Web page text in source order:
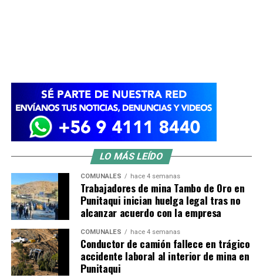
LO MÁS LEÍDO
COMUNALES hace 4 semanas
Trabajadores de mina Tambo de Oro en
Punitaqui inician huelga legal tras no
alcanzar acuerdo con la empresa
COMUNALES hace 4 semanas
Conductor de camión fallece en trágico
accidente laboral al interior de mina en
Punitaqui